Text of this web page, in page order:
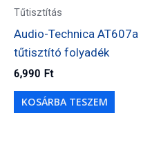
Tűtisztítás
Audio-Technica AT607a
tűtisztító folyadék
6,990 Ft
KOSÁRBA TESZEM